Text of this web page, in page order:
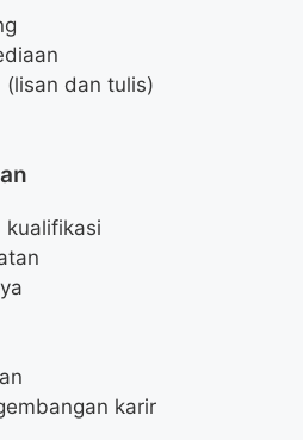
(lisan dan tulis)
kualifikasi
karir